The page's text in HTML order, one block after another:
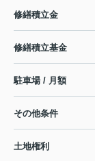
修繕積立金
修繕積立基金
駐車場 / 月額
その他条件
土地権利